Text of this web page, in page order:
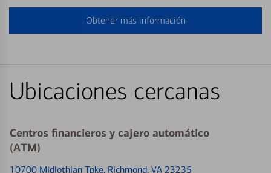
Obtener más información
Ubicaciones cercanas
Centros financieros y cajero automático
(ATM)
10700 Midlothian Tpke, Richmond, VA 23235